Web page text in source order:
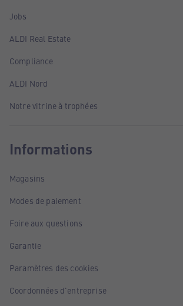
Jobs
ALDI Real Estate
Compliance
ALDI Nord
Notre vitrine à trophées
Informations
Magasins
Modes de paiement
Foire aux questions
Garantie
Paramètres des cookies
Coordonnées d'entreprise